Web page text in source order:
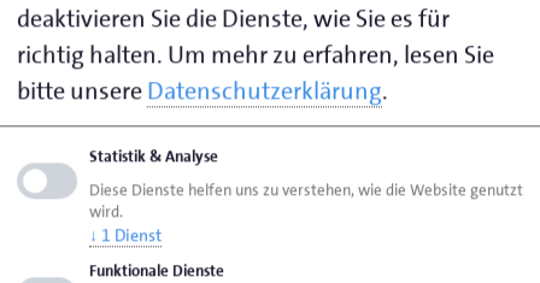
Handwerkskammer Lübeck
Breite Straße 10/12
23552 Lübeck
Visitenkarte speichern (.vcf)
Seite empfehlen
deaktivieren Sie die Dienste, wie Sie es für
richtig halten. Um mehr zu erfahren, lesen Sie
bitte unsereDatenschutzerklärung.
Statistik & Analyse
Diese Dienste helfen uns zu verstehen, wie die Website genutzt
wird.
↓ 1 Dienst
Funktionale Dienste